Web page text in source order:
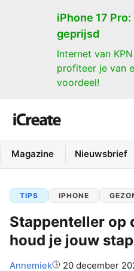
iPhone 17
geprijsd
Internet van
profiteer je van
voordeel!
Magazine Nieuwsbrief
TIPS IPHONE
Stappenteller op
houd je jouw
Auteur:
Annemiek 20 december